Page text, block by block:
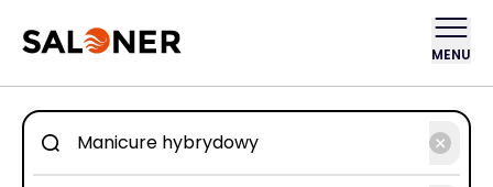
MENU